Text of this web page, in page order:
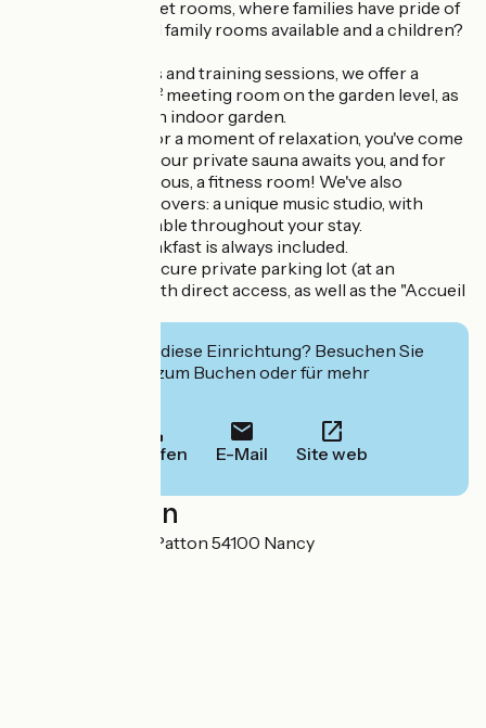
renovated and quiet rooms, where families have pride of
place, with several family rooms available and a children?
For your seminars and training sessions, we offer a
bright, quiet 50 m² meeting room on the garden level, as
well as a bar and an indoor garden.
If you're looking for a moment of relaxation, you've come
to the right place: our private sauna awaits you, and for
the more courageous, a fitness room! We've also
thought of music lovers: a unique music studio, with
instruments available throughout your stay.
At Ibis Styles, breakfast is always included.
The hotel has a secure private parking lot (at an
additional cost) with direct access, as well as the "Accueil
Interessiert Sie diese Einrichtung? Besuchen Sie
deren Website zum Buchen oder für mehr
Anrufen E-Mail Site web
Localisation
3 Rue de l'Armée Patton 54100 Nancy